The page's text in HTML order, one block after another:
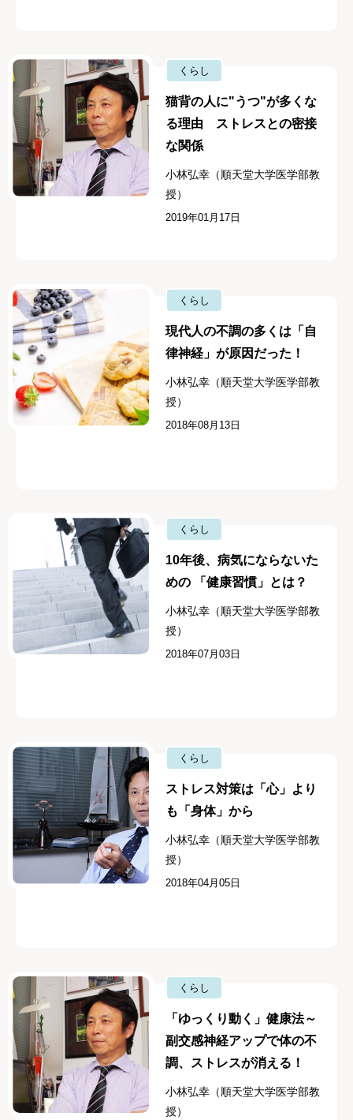
くらし
猫背の人に"うつ"が多くな
る理由 ストレスとの密接
な関係
小林弘幸（順天堂大学医学部教
授）
2019年01月17日
くらし
現代人の不調の多くは「自
律神経」が原因だった！
小林弘幸（順天堂大学医学部教
授）
2018年08月13日
くらし
10年後、病気にならないた
めの 「健康習慣」とは？
小林弘幸（順天堂大学医学部教
授）
2018年07月03日
くらし
ストレス対策は「心」より
も「身体」から
小林弘幸（順天堂大学医学部教
授）
2018年04月05日
くらし
「ゆっくり動く」健康法～
副交感神経アップで体の不
調、ストレスが消える！
小林弘幸（順天堂大学医学部教
授）